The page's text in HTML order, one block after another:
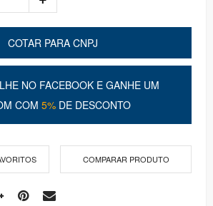
COTAR PARA CNPJ
NO FACEBOOK E GANHE UM
COM 5% DE DESCONTO
COMPARAR PRODUTO